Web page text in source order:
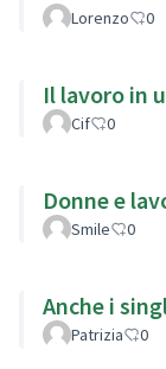
Lorenzo 0
Il lavoro in
Cif 0
Donne e
Smile 0
Anche i
Patrizia 0